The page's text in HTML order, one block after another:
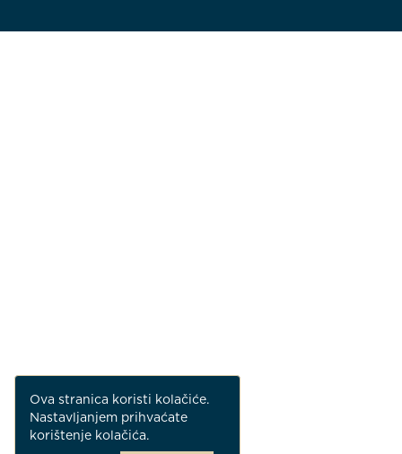
Ova stranica koristi kolačiće.
Nastavljanjem prihvaćate
korištenje kolačića.